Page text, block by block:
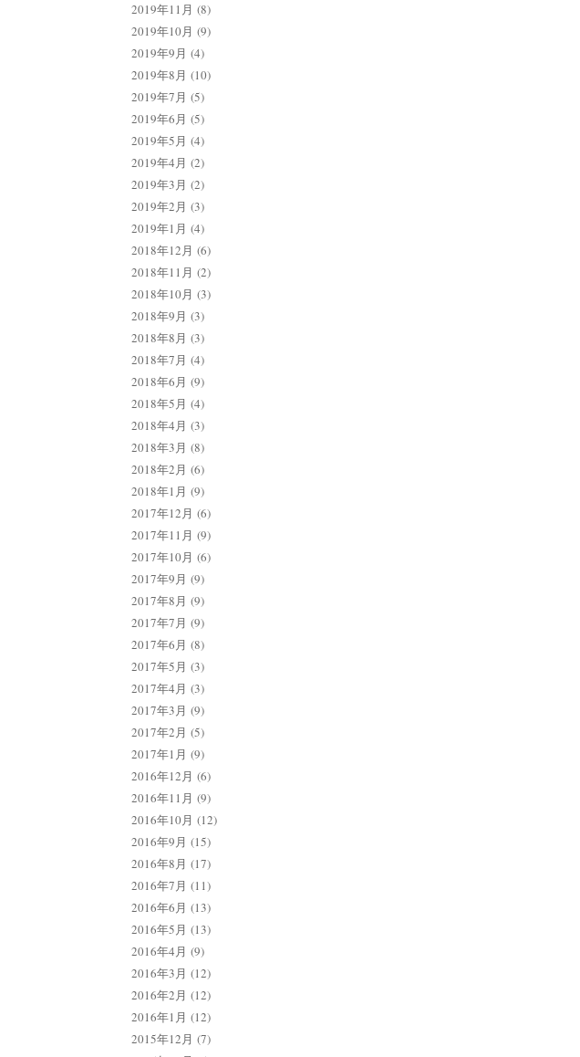
2019年11月 (8)
2019年10月 (9)
2019年9月 (4)
2019年8月 (10)
2019年7月 (5)
2019年6月 (5)
2019年5月 (4)
2019年4月 (2)
2019年3月 (2)
2019年2月 (3)
2019年1月 (4)
2018年12月 (6)
2018年11月 (2)
2018年10月 (3)
2018年9月 (3)
2018年8月 (3)
2018年7月 (4)
2018年6月 (9)
2018年5月 (4)
2018年4月 (3)
2018年3月 (8)
2018年2月 (6)
2018年1月 (9)
2017年12月 (6)
2017年11月 (9)
2017年10月 (6)
2017年9月 (9)
2017年8月 (9)
2017年7月 (9)
2017年6月 (8)
2017年5月 (3)
2017年4月 (3)
2017年3月 (9)
2017年2月 (5)
2017年1月 (9)
2016年12月 (6)
2016年11月 (9)
2016年10月 (12)
2016年9月 (15)
2016年8月 (17)
2016年7月 (11)
2016年6月 (13)
2016年5月 (13)
2016年4月 (9)
2016年3月 (12)
2016年2月 (12)
2016年1月 (12)
2015年12月 (7)